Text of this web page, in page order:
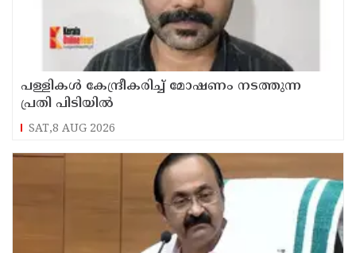
പള്ളികള്‍ കേന്ദ്രീകരിച്ച് മോഷണം നടത്തുന്ന
പ്രതി പിടിയില്‍
SAT,8 AUG 2026